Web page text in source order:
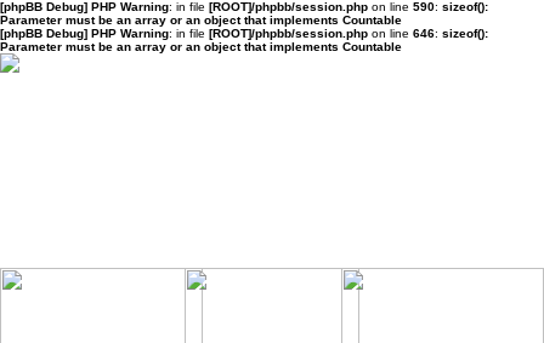
[phpBB Debug] PHP Warning: in file [ROOT]/phpbb/session.php on line 590: sizeof():
Parameter must be an array or an object that implements Countable
[phpBB Debug] PHP Warning: in file [ROOT]/phpbb/session.php on line 646: sizeof():
Parameter must be an array or an object that implements Countable